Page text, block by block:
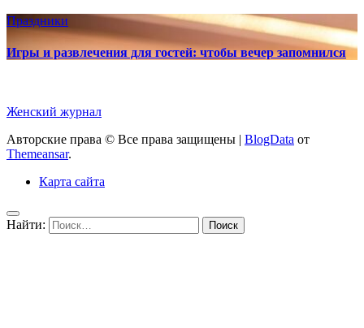
Праздники
Игры и развлечения для гостей: чтобы вечер запомнился
Женский журнал
Авторские права © Все права защищены | BlogData от
Themeansar.
Карта сайта
Найти: